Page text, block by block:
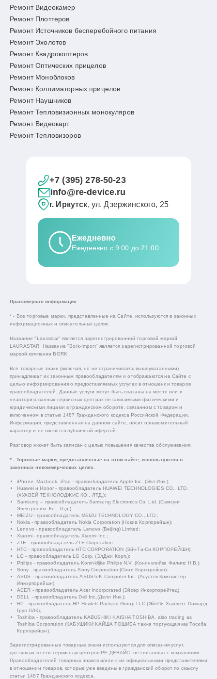
Ремонт Видеокамер
Ремонт Плоттеров
Ремонт Источников бесперебойного питания
Ремонт Эхолотов
Ремонт Квадрокоптеров
Ремонт Оптических прицелов
Ремонт Моноблоков
Ремонт Коллиматорных прицелов
Ремонт Наушников
Ремонт Тепловизионных монокуляров
Ремонт Видеокарт
Ремонт Тепловизоров
+7 (395) 278-50-23
info@re-device.ru
г. Иркутск, ул. Дзержинского, 25
Ежедневно
Ежедневно с 9:00 до 21:00
Правомерная информация
* - Все торговые марки, представленные на Сайте, используются в законных
информационных и описательных целях.
Название "Laurastar" является зарегистрированной торговой маркой
LAURASTAR. Название "Bork-Import" является зарегистрированной торговой
маркой компании BORK.
Все товарные знаки (включая, но не ограничиваясь вышеуказанными)
принадлежат их законным правообладателям и отображаются на Сайте с
целью информирования о предоставляемых услугах в отношении товаров
правообладателей. Данные услуги могут быть оказаны на месте или в
неавторизованных сервисных центрах независимыми физическими и
юридическими лицами в гражданском обороте, связанном с товаром и
включенном в статью 1487 Гражданского кодекса Российской Федерации.
Информация, представленная на данном сайте, носит ознакомительный
характер и не является публичной офертой.
Разговор может быть записан с целью повышения качества обслуживания.
* - Торговые марки, представленные на этом сайте, используются в
законных некоммерческих целях.
iPhone, Macbook, iPad - правообладатель Apple Inc. (Эпл Инк.);
Huawei и Honor - правообладатель HUAWEI TECHNOLOGIES CO., LTD.
(ХУАВЕЙ ТЕКНОЛОДЖИС КО., ЛТД.);
Samsung – правообладатель Samsung Electronics Co. Ltd. (Самсунг
Электроникс Ко., Лтд.);
MEIZU - правообладатель MEIZU TECHNOLOGY CO., LTD.;
Nokia - правообладатель Nokia Corporation (Нокиа Корпорейшн);
Lenovo - правообладатель Lenovo (Beijing) Limited;
Xiaomi - правообладатель Xiaomi Inc.;
ZTE - правообладатель ZTE Corporation;
HTC - правообладатель HTC CORPORATION (Эйч-Ти-Си КОРПОРЕЙШН);
LG - правообладатель LG Corp. (ЭлДжи Корп.);
Philips - правообладатель Koninklijke Philips N.V. (Конинклийке Филипс Н.В.);
Sony - правообладатель Sony Corporation (Сони Корпорейшн);
ASUS - правообладатель ASUSTeK Computer Inc. (Асустек Компьютер
Инкорпорейшн);
ACER - правообладатель Acer Incorporated (Эйсер Инкорпорейтед);
DELL - правообладатель Dell Inc.(Делл Инк.);
HP - правообладатель HP Hewlett-Packard Group LLC (ЭйчПи Хьюлетт Паккард
Груп ЛЛК);
Toshiba - правообладатель KABUSHIKI KAISHA TOSHIBA, also trading as
Toshiba Corporation (КАБУШИКИ КАЙША ТОШИБА также торгующая как Тосиба
Корпорейшн).
Зарегистрированные товарные знаки используются для описания услуг,
доступных в сети сервисных центров РЕ-ДЕВАЙС, не связанных с компаниями
Правообладателей товарных знаков и/или с их официальными представителями
в отношении товаров, которые уже введены в гражданский оборот по смыслу
статьи 1487 Гражданского кодекса.